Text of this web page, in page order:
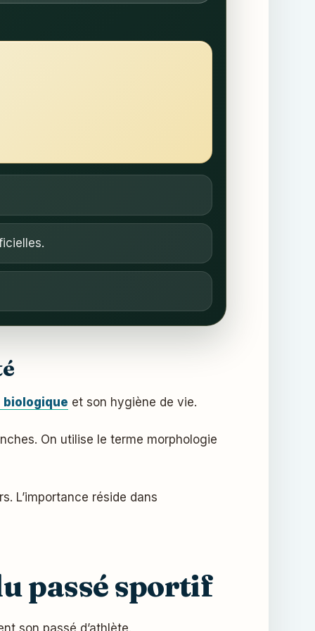
biologique et son hygiène de vie.
On utilise le terme morphologie
L’importance réside dans
passé sportif
son passé d’athlète.